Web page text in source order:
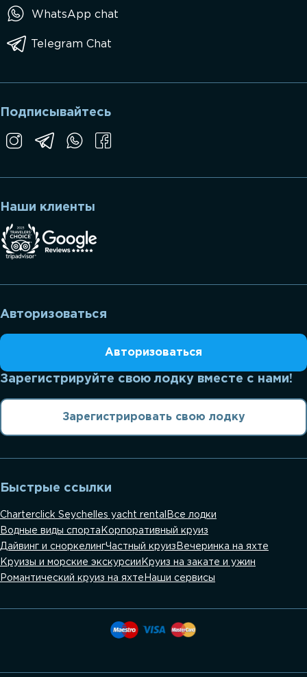
WhatsApp chat
Telegram Chat
Наши клиенты
Подписывайтесь
Авторизоваться
Авторизоваться
Зарегистрируйте свою лодку вместе с нами!
Зарегистрировать свою лодку
Быстрые ссылки
Charterclick Seychelles yacht rental Все лодки
Водные виды спорта Корпоративный круиз
Дайвинг и сноркелингЧастный круиз Вечеринка на яхте
Круизы и морские экскурсии Круиз на закате и ужин
Романтический круиз на яхте Наши сервисы